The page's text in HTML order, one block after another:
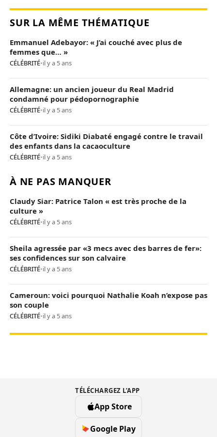
SUR LA MÊME THÉMATIQUE
Emmanuel Adebayor: « J’ai couché avec plus de
femmes que… »
CÉLÉBRITÉ•il y a 5 ans
Allemagne: un ancien joueur du Real Madrid
condamné pour pédopornographie
CÉLÉBRITÉ•il y a 5 ans
Côte d’Ivoire: Sidiki Diabaté engagé contre le travail
des enfants dans la cacaoculture
CÉLÉBRITÉ•il y a 5 ans
À NE PAS MANQUER
Claudy Siar: Patrice Talon « est très proche de la
culture »
CÉLÉBRITÉ•il y a 5 ans
Sheila agressée par «3 mecs avec des barres de fer»:
ses confidences sur son calvaire
CÉLÉBRITÉ•il y a 5 ans
Cameroun: voici pourquoi Nathalie Koah n’expose pas
son couple
CÉLÉBRITÉ•il y a 5 ans
TÉLÉCHARGEZ L’APP
App Store
Google Play